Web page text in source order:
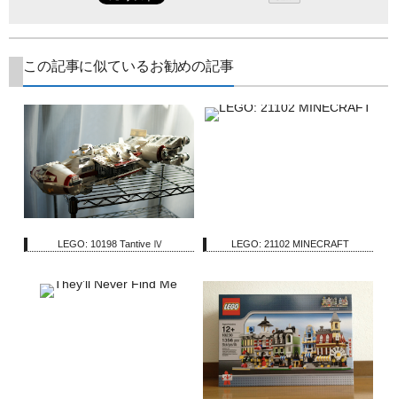
この記事に似ているお勧めの記事
LEGO: 10198 Tantive Ⅳ LEGO: 21102 MINECRAFT